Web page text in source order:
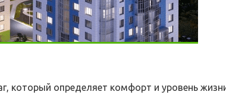
который определяет комфорт и уровень